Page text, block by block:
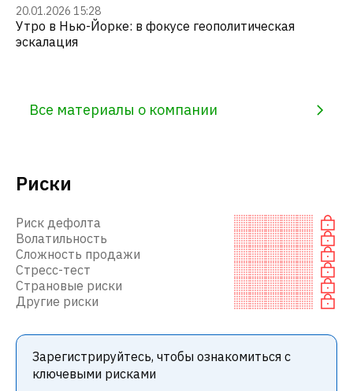
20.01.2026 15:28
Утро в Нью-Йорке: в фокусе геополитическая
эскалация
Все материалы о компании
Риски
Риск дефолта
Волатильность
Сложность продажи
Стресс-тест
Страновые риски
Другие риски
Зарегистрируйтесь, чтобы ознакомиться с
ключевыми рисками